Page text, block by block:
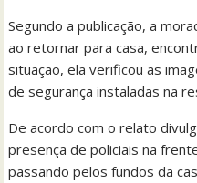
Segundo a publicação, a
ao retornar para casa,
situação, ela verificou as
de segurança instaladas na
De acordo com o relato
presença de policiais na
passando pelos fundos da